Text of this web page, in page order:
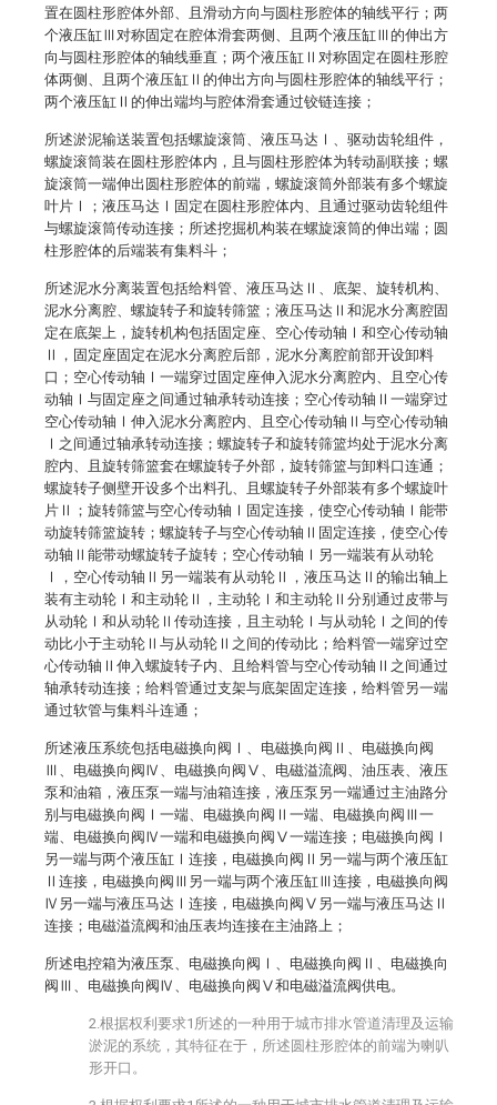
置在圆柱形腔体外部、且滑动方向与圆柱形腔体的轴线平行；两
个液压缸Ⅲ对称固定在腔体滑套两侧、且两个液压缸Ⅲ的伸出方
向与圆柱形腔体的轴线垂直；两个液压缸Ⅱ对称固定在圆柱形腔
体两侧、且两个液压缸Ⅱ的伸出方向与圆柱形腔体的轴线平行；
两个液压缸Ⅱ的伸出端均与腔体滑套通过铰链连接；
所述淤泥输送装置包括螺旋滚筒、液压马达Ⅰ、驱动齿轮组件，
螺旋滚筒装在圆柱形腔体内，且与圆柱形腔体为转动副联接；螺
旋滚筒一端伸出圆柱形腔体的前端，螺旋滚筒外部装有多个螺旋
叶片Ⅰ；液压马达Ⅰ固定在圆柱形腔体内、且通过驱动齿轮组件
与螺旋滚筒传动连接；所述挖掘机构装在螺旋滚筒的伸出端；圆
柱形腔体的后端装有集料斗；
所述泥水分离装置包括给料管、液压马达Ⅱ、底架、旋转机构、
泥水分离腔、螺旋转子和旋转筛篮；液压马达Ⅱ和泥水分离腔固
定在底架上，旋转机构包括固定座、空心传动轴Ⅰ和空心传动轴
Ⅱ，固定座固定在泥水分离腔后部，泥水分离腔前部开设卸料
口；空心传动轴Ⅰ一端穿过固定座伸入泥水分离腔内、且空心传
动轴Ⅰ与固定座之间通过轴承转动连接；空心传动轴Ⅱ一端穿过
空心传动轴Ⅰ伸入泥水分离腔内、且空心传动轴Ⅱ与空心传动轴
Ⅰ之间通过轴承转动连接；螺旋转子和旋转筛篮均处于泥水分离
腔内、且旋转筛篮套在螺旋转子外部，旋转筛篮与卸料口连通；
螺旋转子侧壁开设多个出料孔、且螺旋转子外部装有多个螺旋叶
片Ⅱ；旋转筛篮与空心传动轴Ⅰ固定连接，使空心传动轴Ⅰ能带
动旋转筛篮旋转；螺旋转子与空心传动轴Ⅱ固定连接，使空心传
动轴Ⅱ能带动螺旋转子旋转；空心传动轴Ⅰ另一端装有从动轮
Ⅰ，空心传动轴Ⅱ另一端装有从动轮Ⅱ，液压马达Ⅱ的输出轴上
装有主动轮Ⅰ和主动轮Ⅱ，主动轮Ⅰ和主动轮Ⅱ分别通过皮带与
从动轮Ⅰ和从动轮Ⅱ传动连接，且主动轮Ⅰ与从动轮Ⅰ之间的传
动比小于主动轮Ⅱ与从动轮Ⅱ之间的传动比；给料管一端穿过空
心传动轴Ⅱ伸入螺旋转子内、且给料管与空心传动轴Ⅱ之间通过
轴承转动连接；给料管通过支架与底架固定连接，给料管另一端
通过软管与集料斗连通；
所述液压系统包括电磁换向阀Ⅰ、电磁换向阀Ⅱ、电磁换向阀
Ⅲ、电磁换向阀Ⅳ、电磁换向阀Ⅴ、电磁溢流阀、油压表、液压
泵和油箱，液压泵一端与油箱连接，液压泵另一端通过主油路分
别与电磁换向阀Ⅰ一端、电磁换向阀Ⅱ一端、电磁换向阀Ⅲ一
端、电磁换向阀Ⅳ一端和电磁换向阀Ⅴ一端连接；电磁换向阀Ⅰ
另一端与两个液压缸Ⅰ连接，电磁换向阀Ⅱ另一端与两个液压缸
Ⅱ连接，电磁换向阀Ⅲ另一端与两个液压缸Ⅲ连接，电磁换向阀
Ⅳ另一端与液压马达Ⅰ连接，电磁换向阀Ⅴ另一端与液压马达Ⅱ
连接；电磁溢流阀和油压表均连接在主油路上；
所述电控箱为液压泵、电磁换向阀Ⅰ、电磁换向阀Ⅱ、电磁换向
阀Ⅲ、电磁换向阀Ⅳ、电磁换向阀Ⅴ和电磁溢流阀供电。
2.根据权利要求1所述的一种用于城市排水管道清理及运输
淤泥的系统，其特征在于，所述圆柱形腔体的前端为喇叭
形开口。